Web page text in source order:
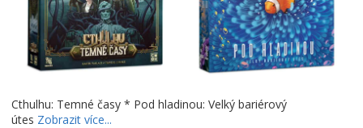
Cthulhu: Temné časy * Pod hladinou: Velký bariérový
útes Zobrazit více...